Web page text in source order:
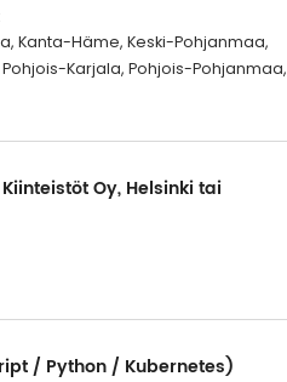
Kanta-Häme, Keski-Pohjanmaa,
Karjala, Pohjois-Pohjanmaa,
Oy, Helsinki tai
/ Python / Kubernetes)